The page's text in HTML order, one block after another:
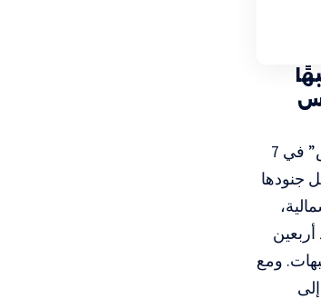
في 7
يحتل جنودها
ومع